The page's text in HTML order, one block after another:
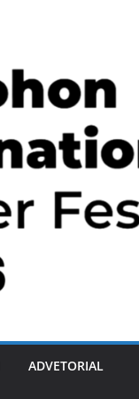
ADVETORIAL